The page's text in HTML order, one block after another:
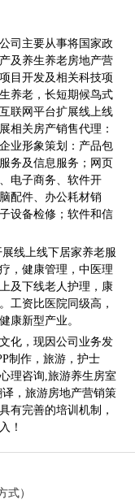
司主要从事将国家政
及养生养老房地产营
目开发及相关科技项
养老，长短期候鸟式
联网平台扩展线上线
相关房产销售代理：
业形象策划：产品包
务及信息服务；网页
电子商务、软件开
配件、办公耗材销
设备检修；软件和信
线上线下居家养老服
，健康管理，中医理
及下线老人护理，康
工资比医院同级高，
康新型产业。
化，现因公司业务发
制作，旅游，护士
理咨询,旅游养生房室
，旅游房地产营销策
有完善的培训机制，
！
式）